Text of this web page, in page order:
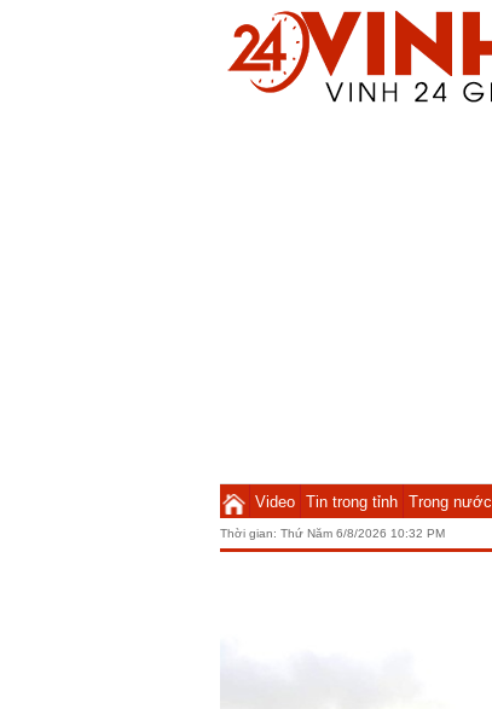
Video Tin trong tỉnh Trong nước
Thời gian: Thứ Năm 6/8/2026 10:32 PM